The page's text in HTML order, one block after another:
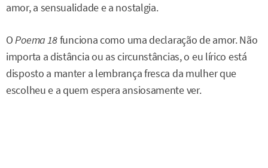
amor, a sensualidade e a nostalgia.
OPoema 18funciona como uma declaração de amor. Não
importa a distância ou as circunstâncias, o eu lírico está
disposto a manter a lembrança fresca da mulher que
escolheu e a quem espera ansiosamente ver.